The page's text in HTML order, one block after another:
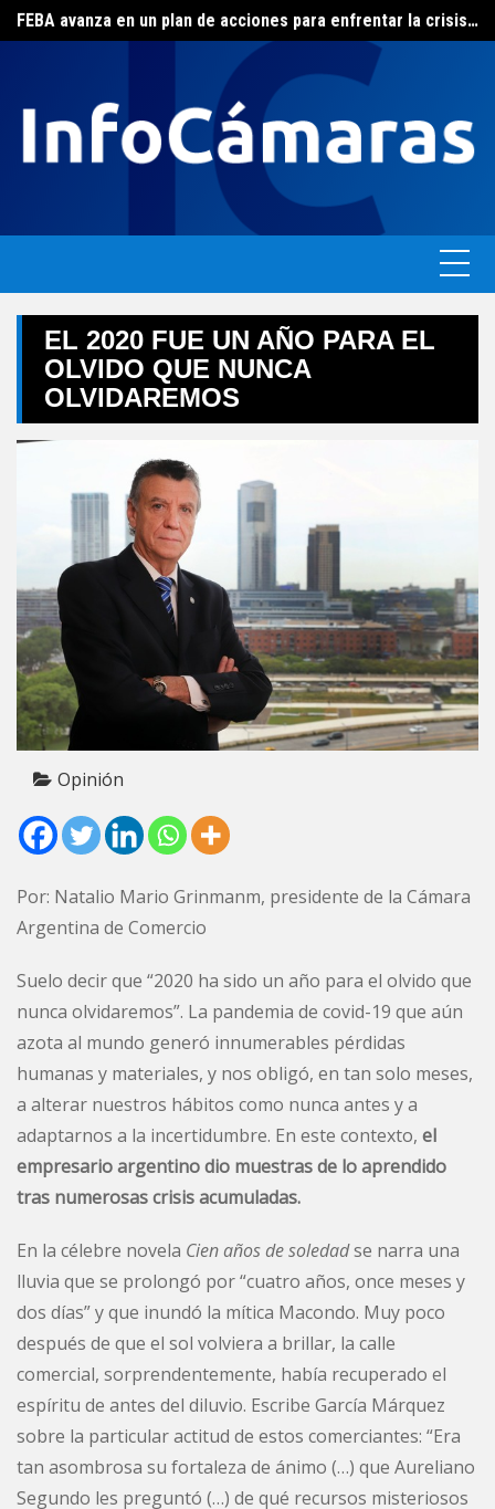
Skip
toEl ERAS continúa con el beneficio de la tarifa social del agua
EL 2020 FUE UN AÑO PARA EL
OLVIDO QUE NUNCA
OLVIDAREMOS
Opinión
Por: Natalio Mario Grinmanm, presidente de la Cámara
Argentina de Comercio
Suelo decir que “2020 ha sido un año para el olvido que
nunca olvidaremos”. La pandemia de covid-19 que aún
azota al mundo generó innumerables pérdidas
humanas y materiales, y nos obligó, en tan solo meses,
a alterar nuestros hábitos como nunca antes y a
adaptarnos a la incertidumbre. En este contexto, el
empresario argentino dio muestras de lo aprendido
tras numerosas crisis acumuladas.
En la célebre novela Cien años de soledadse narra una
lluvia que se prolongó por “cuatro años, once meses y
dos días” y que inundó la mítica Macondo. Muy poco
después de que el sol volviera a brillar, la calle
comercial, sorprendentemente, había recuperado el
espíritu de antes del diluvio. Escribe García Márquez
sobre la particular actitud de estos comerciantes: “Era
tan asombrosa su fortaleza de ánimo (…) que Aureliano
Segundo les preguntó (…) de qué recursos misteriosos